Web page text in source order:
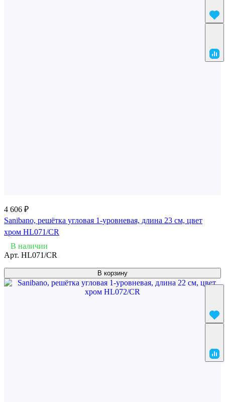
4 606 ₽
Sanibano, решётка угловая 1-уровневая, длина 23 см, цвет
хром HL071/CR
В наличии
Арт. HL071/CR
В корзину